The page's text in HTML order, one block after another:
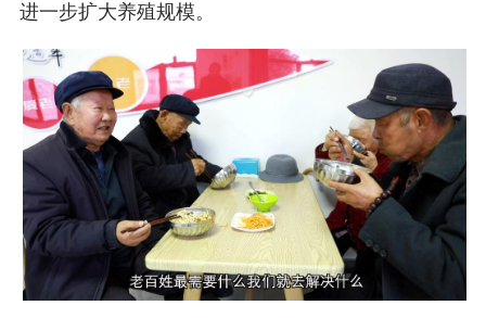
进一步扩大养殖规模。